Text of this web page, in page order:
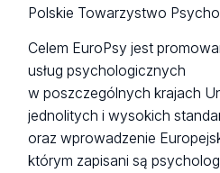
Polskie Towarzystwo
Celem EuroPsy jest
usług psychologicznych
w poszczególnych krajach
jednolitych i wysokich
oraz wprowadzenie
którym zapisani są